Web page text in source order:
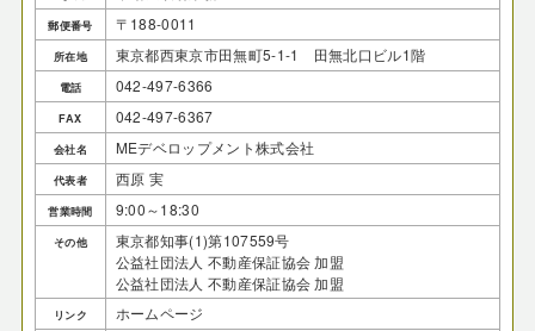
郵便番号 〒188-0011
所在地 東京都西東京市田無町5-1-1 田無北口ビル1階
電話 042-497-6366
FAX 042-497-6367
会社名 MEデベロップメント株式会社
代表者 西原 実
営業時間 9:00～18:30
その他
東京都知事(1)第107559号
公益社団法人 不動産保証協会 加盟
公益社団法人 不動産保証協会 加盟
リンク ホームページ